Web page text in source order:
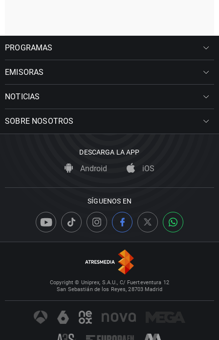
PROGRAMAS
EMISORAS
NOTICIAS
SOBRE NOSOTROS
DESCARGA LA APP
Android iOS
SÍGUENOS EN
Copyright © Uniprex, S.A.U., C/ Fuerteventura 12
San Sebastián de los Reyes, 28703 Madrid